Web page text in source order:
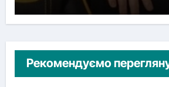
Рекомендуємо